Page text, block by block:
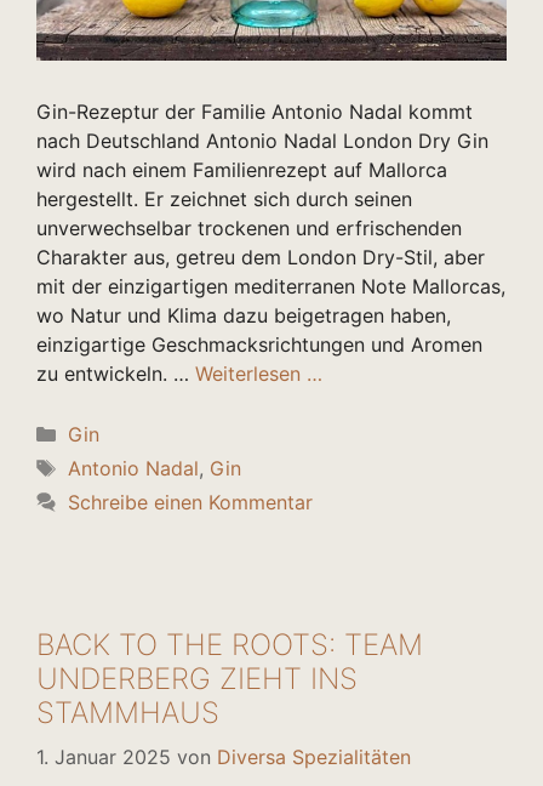
Gin-Rezeptur der Familie Antonio Nadal kommt
nach Deutschland Antonio Nadal London Dry Gin
wird nach einem Familienrezept auf Mallorca
hergestellt. Er zeichnet sich durch seinen
unverwechselbar trockenen und erfrischenden
Charakter aus, getreu dem London Dry-Stil, aber
mit der einzigartigen mediterranen Note Mallorcas,
wo Natur und Klima dazu beigetragen haben,
einzigartige Geschmacksrichtungen und Aromen
zu entwickeln. … Weiterlesen …
Kategorien
Gin
Schlagwörter
Antonio Nadal, Gin
Schreibe einen Kommentar
BACK TO THE ROOTS: TEAM
UNDERBERG ZIEHT INS
STAMMHAUS
1. Januar 2025 von Diversa Spezialitäten